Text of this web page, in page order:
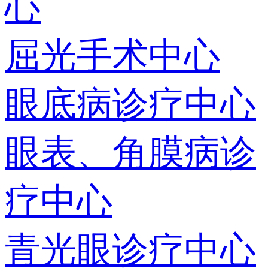
屈光手术中心
眼底病诊疗中心
眼表、角膜病诊
疗中心
青光眼诊疗中心